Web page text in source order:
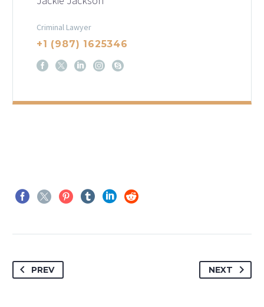
Criminal Lawyer
+1 (987) 1625346
PREV NEXT